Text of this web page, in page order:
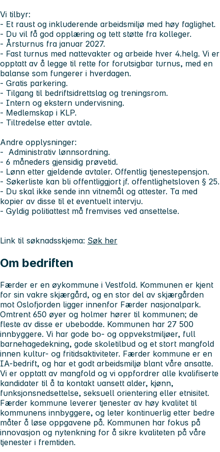
Vi tilbyr:
- Et raust og inkluderende arbeidsmiljø med høy faglighet.
- Du vil få god opplæring og tett støtte fra kolleger.
- Årsturnus fra januar 2027.
- Fast turnus med nattevakter og arbeide hver 4.helg. Vi er
opptatt av å legge til rette for forutsigbar turnus, med en
balanse som fungerer i hverdagen.
- Gratis parkering.
- Tilgang til bedriftsidrettslag og treningsrom.
- Intern og ekstern undervisning.
- Medlemskap i KLP.
- Tiltredelse etter avtale.
Andre opplysninger:
- Administrativ lønnsordning.
- 6 måneders gjensidig prøvetid.
- Lønn etter gjeldende avtaler. Offentlig tjenestepensjon.
- Søkerliste kan bli offentliggjort jf. offentlighetsloven § 25.
- Du skal ikke sende inn vitnemål og attester. Ta med
kopier av disse til et eventuelt intervju.
- Gyldig politiattest må fremvises ved ansettelse.
Link til søknadsskjema: Søk her
Om bedriften
Færder er en øykommune i Vestfold. Kommunen er kjent
for sin vakre skjærgård, og en stor del av skjærgården
mot Oslofjorden ligger innenfor Færder nasjonalpark.
Omtrent 650 øyer og holmer hører til kommunen; de
fleste av disse er ubebodde. Kommunen har 27 500
innbyggere. Vi har gode bo- og oppvekstmiljøer, full
barnehagedekning, gode skoletilbud og et stort mangfold
innen kultur- og fritidsaktiviteter. Færder kommune er en
IA-bedrift, og har et godt arbeidsmiljø blant våre ansatte.
Vi er opptatt av mangfold og vi oppfordrer alle kvalifiserte
kandidater til å ta kontakt uansett alder, kjønn,
funksjonsnedsettelse, seksuell orientering eller etnisitet.
Færder kommune leverer tjenester av høy kvalitet til
kommunens innbyggere, og leter kontinuerlig etter bedre
måter å løse oppgavene på. Kommunen har fokus på
innovasjon og nytenkning for å sikre kvaliteten på våre
tjenester i fremtiden.